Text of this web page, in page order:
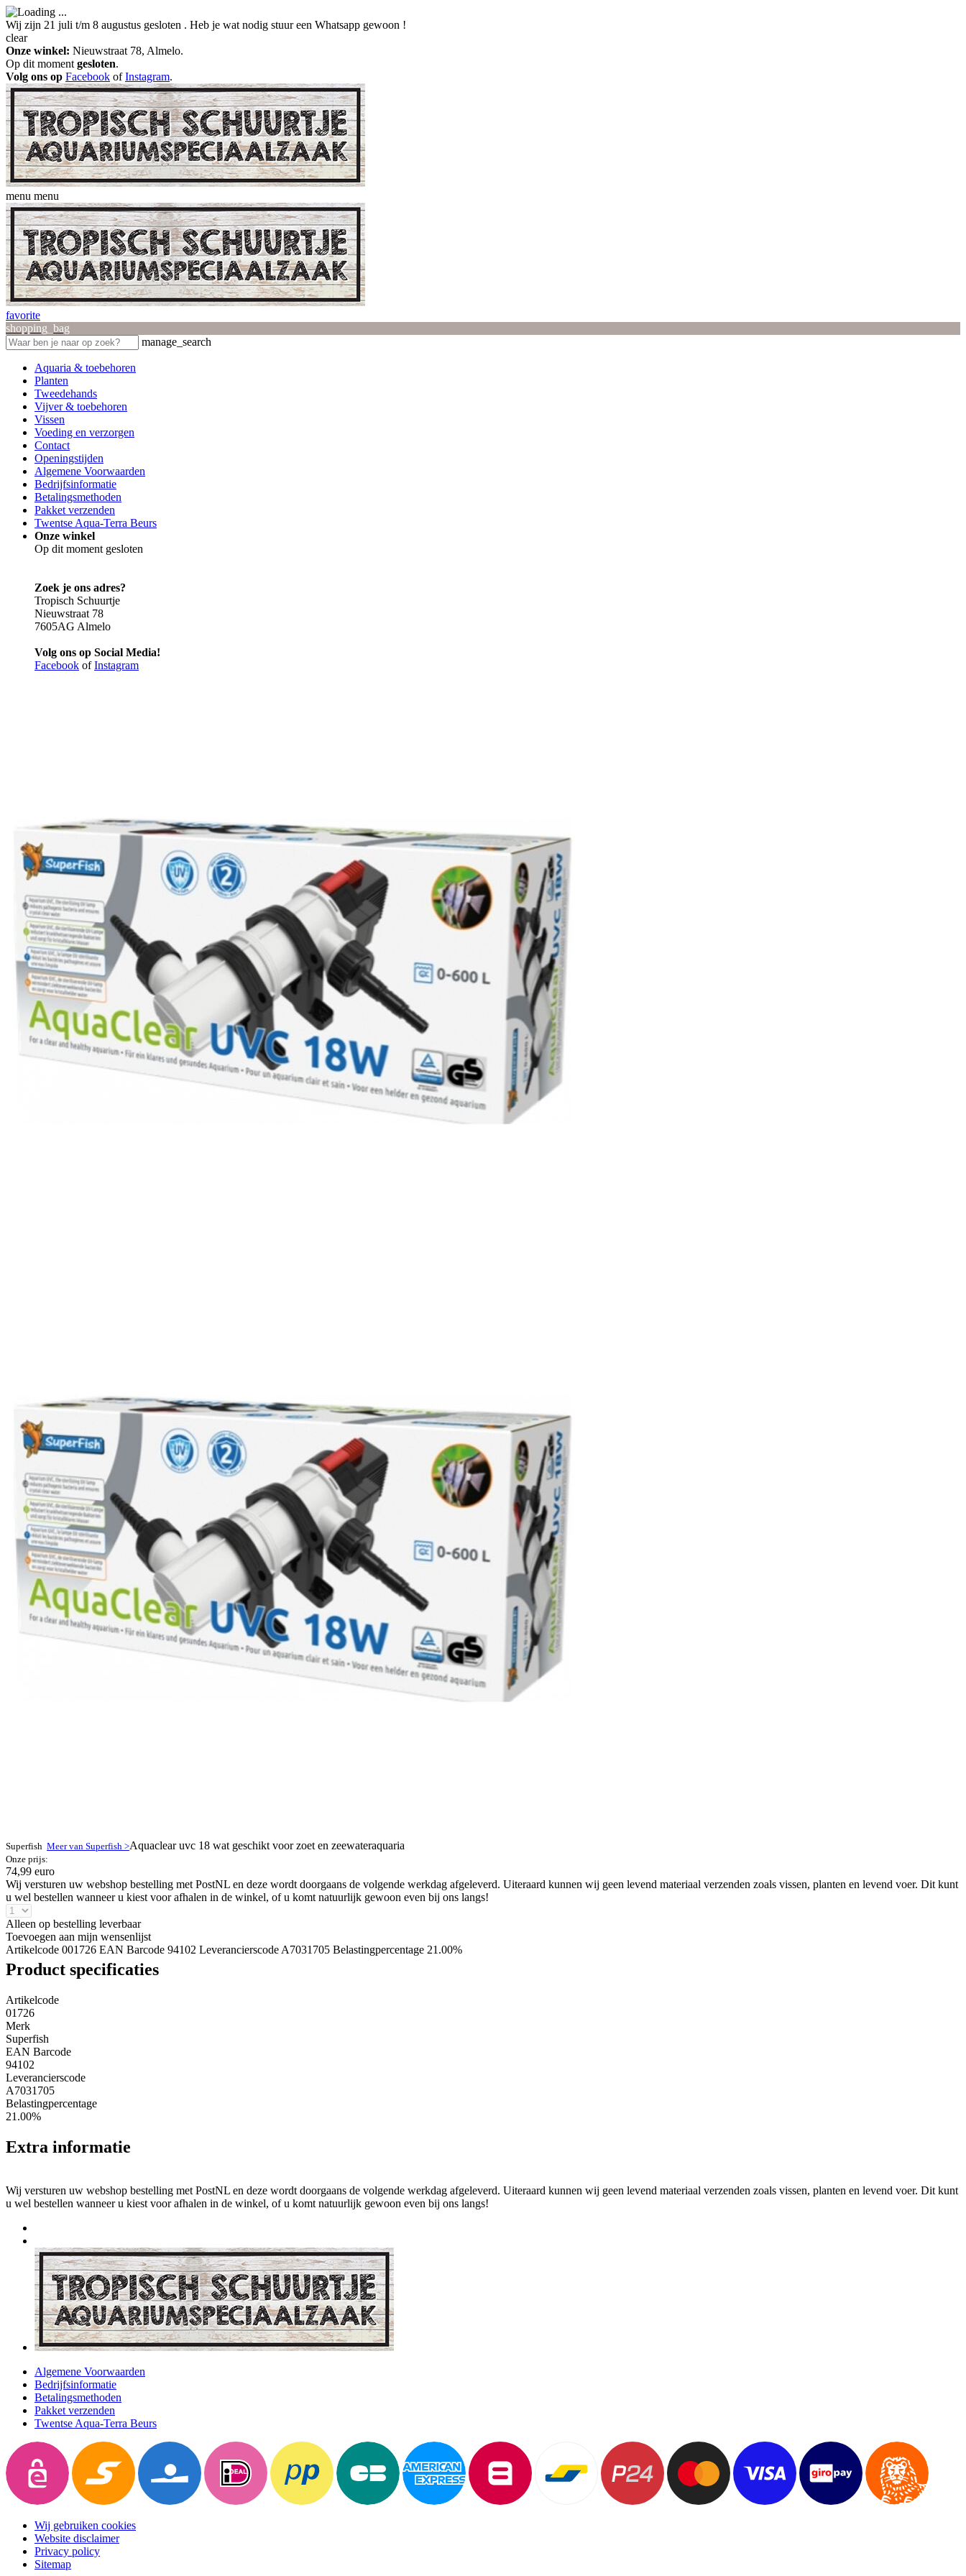
Wij zijn 21 juli t/m 8 augustus gesloten . Heb je wat nodig stuur een Whatsapp gewoon !
clear
Onze winkel: Nieuwstraat 78, Almelo.
Op dit moment gesloten.
Volg ons op Facebook ofInstagram.
menu menu
favorite
shopping_bag
manage_search
Aquaria & toebehoren
Planten
Tweedehands
Vijver & toebehoren
Vissen
Voeding en verzorgen
Contact
Openingstijden
Algemene Voorwaarden
Bedrijfsinformatie
Betalingsmethoden
Pakket verzenden
Twentse Aqua-Terra Beurs
Onze winkel
Op dit moment gesloten
Zoek je ons adres?
Tropisch Schuurtje
Nieuwstraat 78
7605AG Almelo
Volg ons op Social Media!
Facebook ofInstagram
Superfish Meer van Superfish >Aquaclear uvc 18 wat geschikt voor zoet en zeewateraquaria
Onze prijs:
74,99 euro
Wij versturen uw webshop bestelling met PostNL en deze wordt doorgaans de volgende werkdag afgeleverd. Uiteraard kunnen wij geen levend materiaal verzenden zoals vissen, planten en levend voer. Dit kunt
u wel bestellen wanneer u kiest voor afhalen in de winkel, of u komt natuurlijk gewoon even bij ons langs!
Alleen op bestelling leverbaar
Toevoegen aan mijn wensenlijst
Artikelcode 001726 EAN Barcode 94102 Leverancierscode A7031705 Belastingpercentage 21.00%
Product specificaties
Artikelcode
01726
Merk
Superfish
EAN Barcode
94102
Leverancierscode
A7031705
Belastingpercentage
21.00%
Extra informatie
Wij versturen uw webshop bestelling met PostNL en deze wordt doorgaans de volgende werkdag afgeleverd. Uiteraard kunnen wij geen levend materiaal verzenden zoals vissen, planten en levend voer. Dit kunt
u wel bestellen wanneer u kiest voor afhalen in de winkel, of u komt natuurlijk gewoon even bij ons langs!
Algemene Voorwaarden
Bedrijfsinformatie
Betalingsmethoden
Pakket verzenden
Twentse Aqua-Terra Beurs
Wij gebruiken cookies
Website disclaimer
Privacy policy
Sitemap